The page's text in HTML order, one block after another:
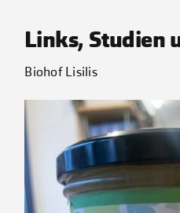
Links, Studien
Biohof Lisilis